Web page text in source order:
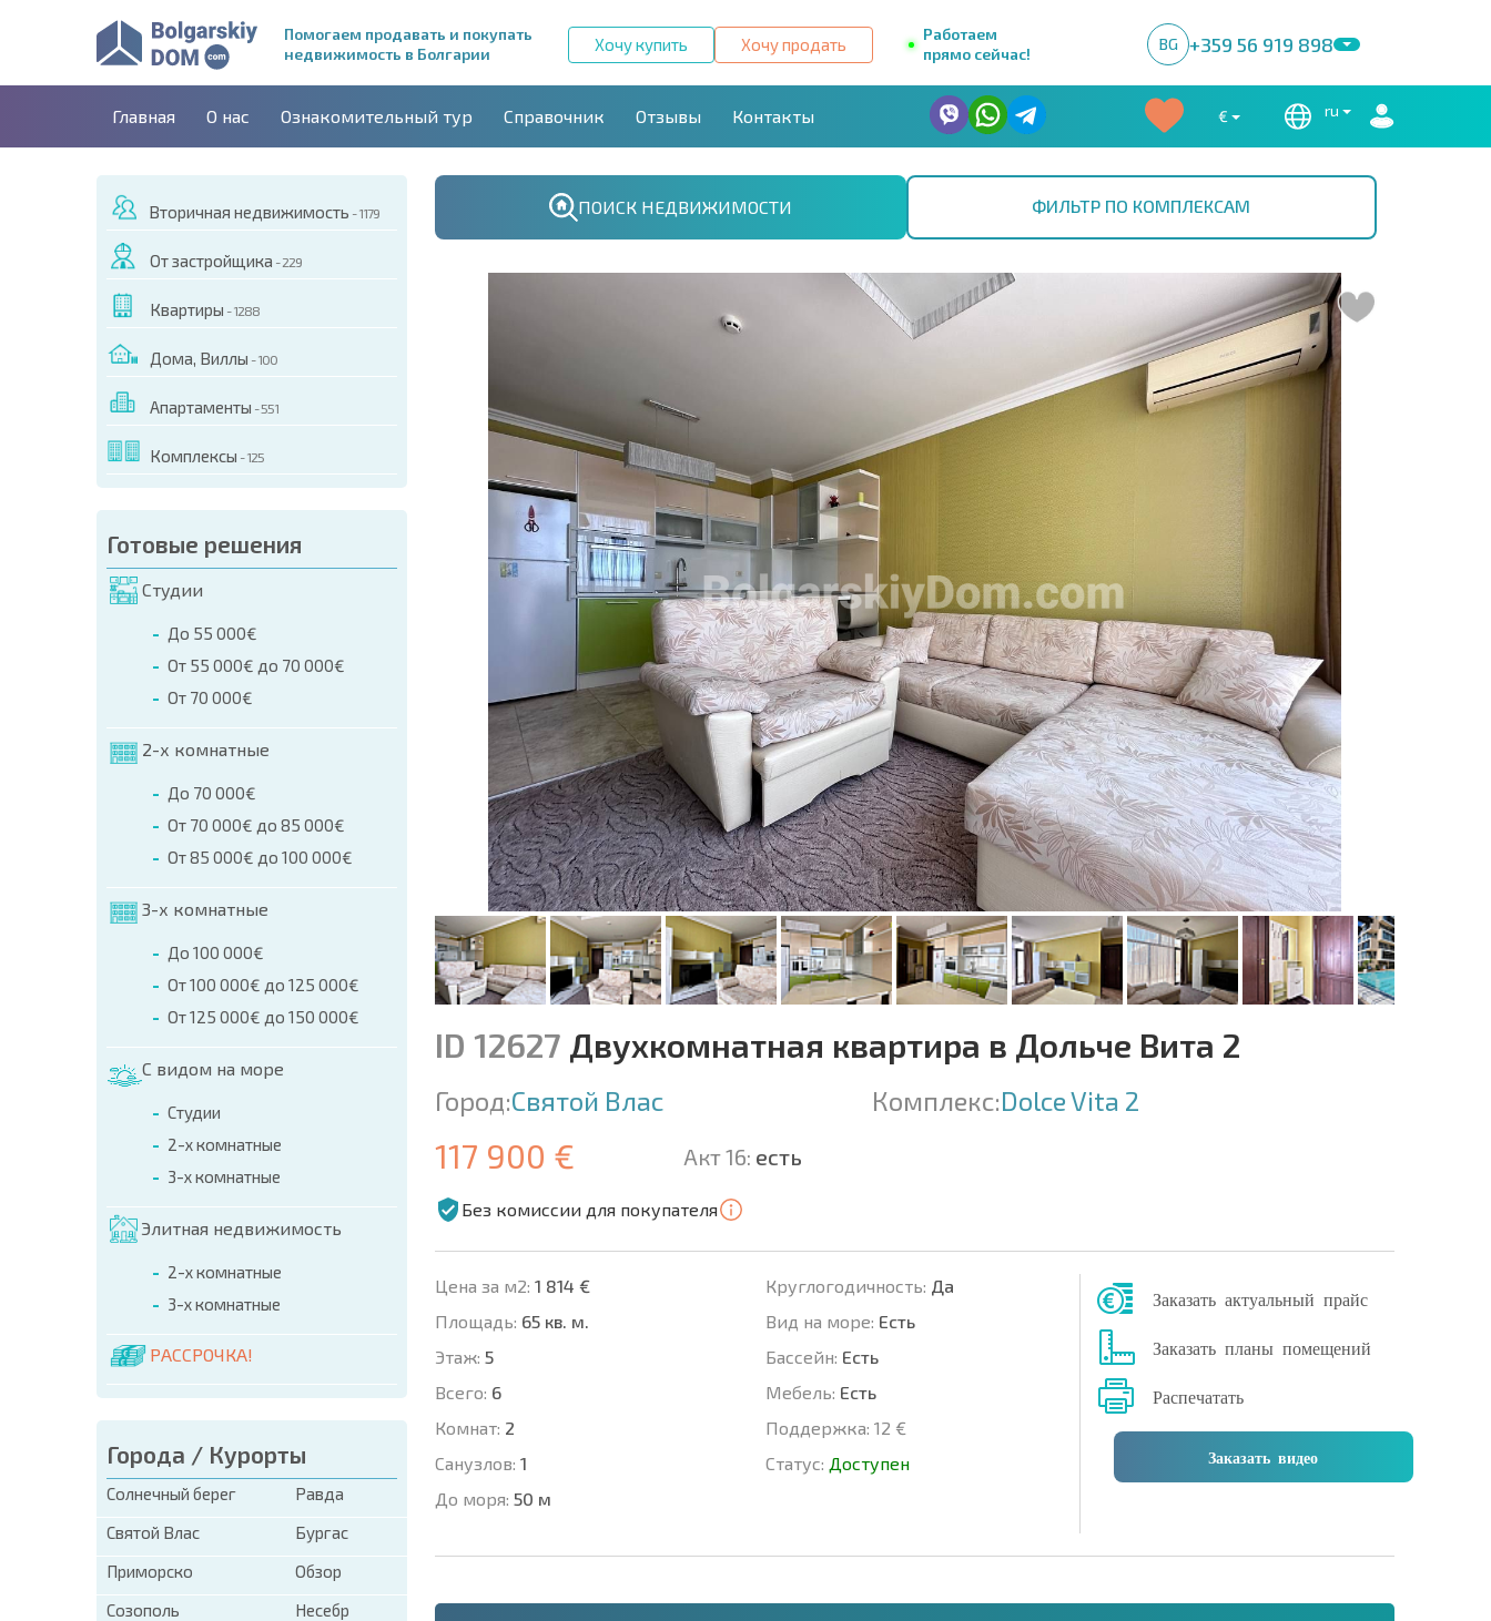
Помогаем продавать и покупать
недвижимость в Болгарии
Хочу купить Хочу продать
Работаем
прямо сейчас!
BG +359 56 919 898
Главная О нас Ознакомительный тур Справочник Отзывы Контакты € ru
Вторичная недвижимость - 1179
От застройщика - 229
Квартиры - 1288
Дома, Виллы - 100
Апартаменты - 551
Комплексы - 125
Готовые решения
Студии
До 55 000€
От 55 000€ до 70 000€
От 70 000€
2-х комнатные
До 70 000€
От 70 000€ до 85 000€
От 85 000€ до 100 000€
3-х комнатные
До 100 000€
От 100 000€ до 125 000€
От 125 000€ до 150 000€
С видом на море
Студии
2-х комнатные
3-х комнатные
Элитная недвижимость
2-х комнатные
3-х комнатные
РАССРОЧКА!
Города / Курорты
Солнечный берег
Равда
Святой Влас
Бургас
Приморско
Обзор
Созополь
Несебр
ПОИСК НЕДВИЖИМОСТИ ФИЛЬТР ПО КОМПЛЕКСАМ
ЭТОГО ОБЪЕКТА
телефонам:
+359 8 9797 99 03
ID 12627 Двухкомнатная квартира в Дольче Вита 2
Город:Святой Влас Комплекс:Dolce Vita 2
117 900 € Акт 16: есть
Без комиссии для покупателя
Цена за м2: 1 814 €
Площадь: 65 кв. м.
Этаж: 5
Всего: 6
Комнат: 2
Санузлов: 1
До моря: 50 м
Круглогодичность: Да
Вид на море: Есть
Басcейн: Есть
Мебель: Есть
Поддержка: 12 €
Статус: Доступен
Заказать актуальный прайс
Заказать планы помещений
Распечатать
Заказать видео